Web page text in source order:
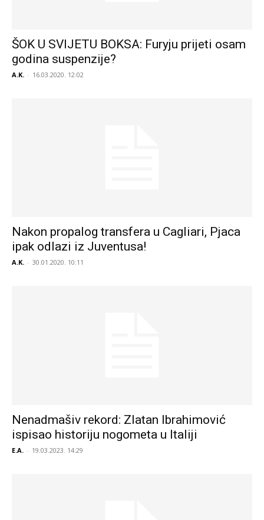
ŠOK U SVIJETU BOKSA: Furyju prijeti osam
godina suspenzije?
A.K. - 16.03.2020. 12:02
Nakon propalog transfera u Cagliari, Pjaca
ipak odlazi iz Juventusa!
A.K. - 30.01.2020. 10:11
Nenadmašiv rekord: Zlatan Ibrahimović
ispisao historiju nogometa u Italiji
E.A. - 19.03.2023. 14:29